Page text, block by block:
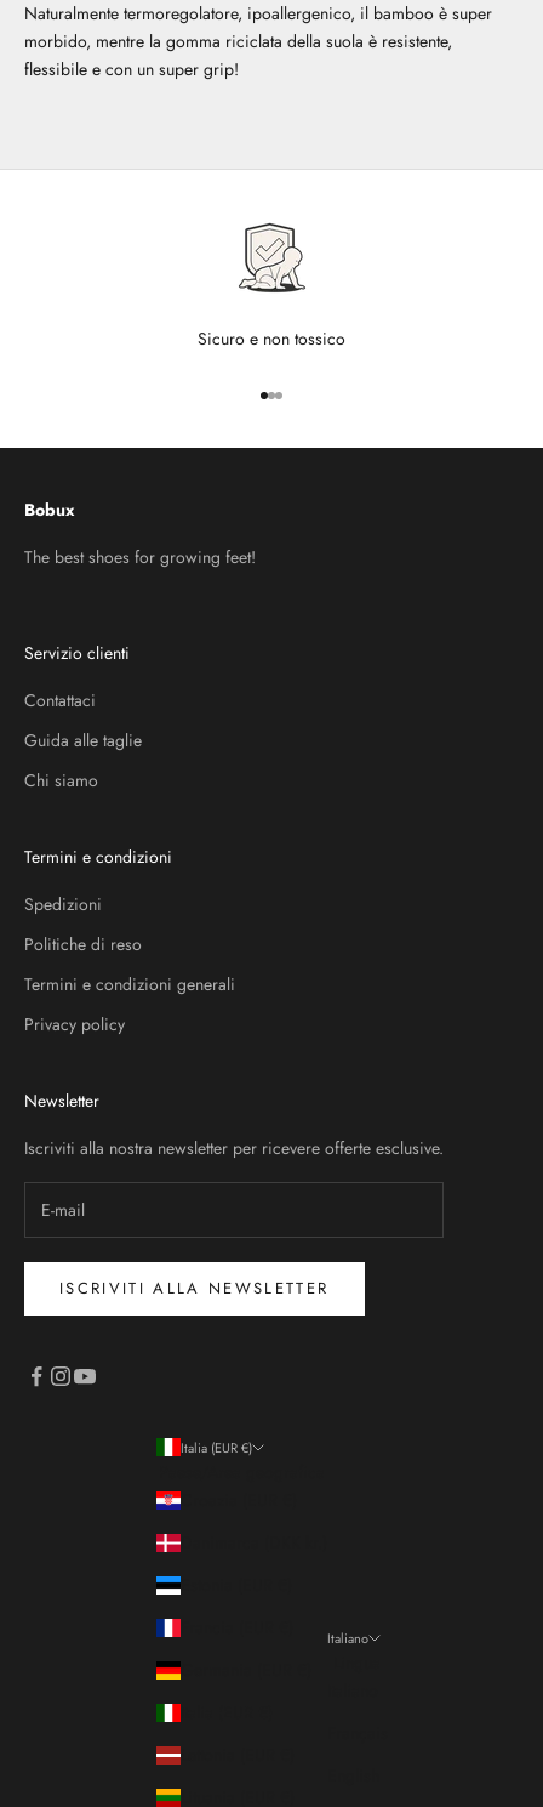
Naturalmente termoregolatore, ipoallergenico, il bamboo è super
morbido, mentre la gomma riciclata della suola è resistente,
flessibile e con un super grip!
Sicuro e non tossico
Vai all'articolo 1
Vai all'articolo 2
Vai all'articolo 3
Bobux
The best shoes for growing feet!
Servizio clienti
Contattaci
Guida alle taglie
Chi siamo
Termini e condizioni
Spedizioni
Politiche di reso
Termini e condizioni generali
Privacy policy
Newsletter
Iscriviti alla nostra newsletter per ricevere offerte esclusive.
ISCRIVITI ALLA NEWSLETTER
Italia (EUR €)
Croazia (EUR €)
Danimarca (DKK kr.)
Estonia (EUR €)
Francia (EUR €)
Germania (EUR €)
Italia (EUR €)
Lettonia (EUR €)
Lituania (EUR €)
Italiano